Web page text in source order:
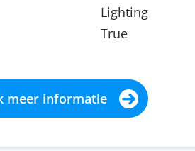
Lighting
True
meer informatie